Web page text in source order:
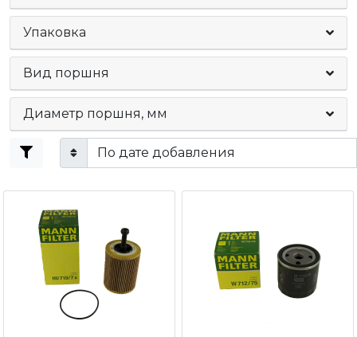
Упаковка
Вид поршня
Диаметр поршня, мм